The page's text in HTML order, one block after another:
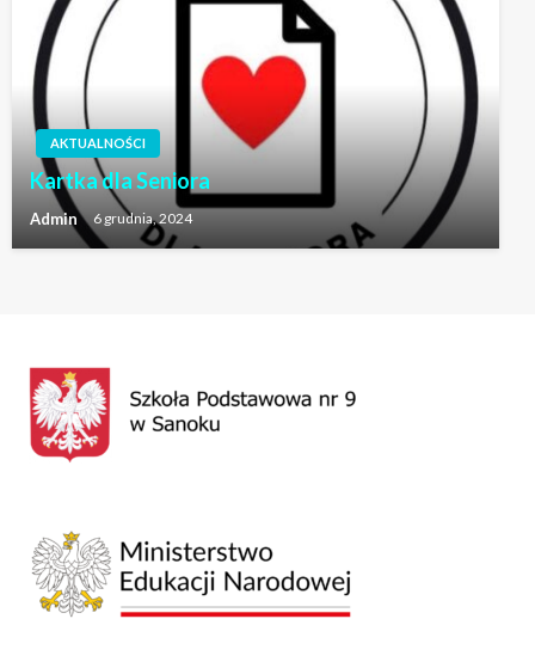
AKTUALNOŚCI
Kartka dla Seniora
Admin 6 grudnia, 2024